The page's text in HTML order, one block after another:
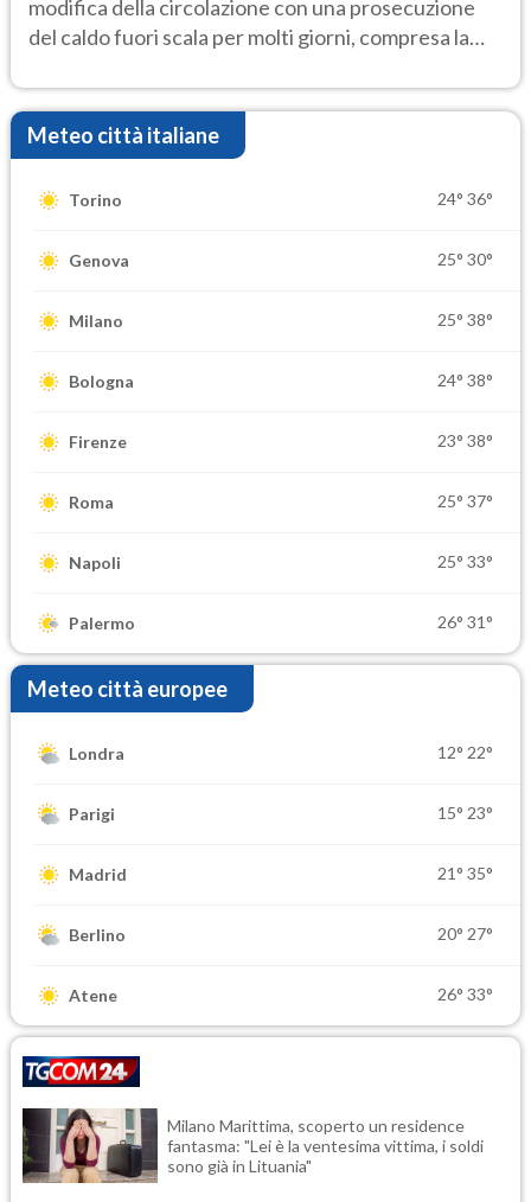
modifica della circolazione con una prosecuzione
del caldo fuori scala per molti giorni, compresa la
Meteo città italiane
Torino 24° 36°
Genova 25° 30°
Milano 25° 38°
Bologna 24° 38°
Firenze 23° 38°
Roma 25° 37°
Napoli 25° 33°
Palermo 26° 31°
Meteo città europee
Londra 12° 22°
Parigi 15° 23°
Madrid 21° 35°
Berlino 20° 27°
Atene 26° 33°
Milano Marittima, scoperto un residence
fantasma: "Lei è la ventesima vittima, i soldi
sono già in Lituania"